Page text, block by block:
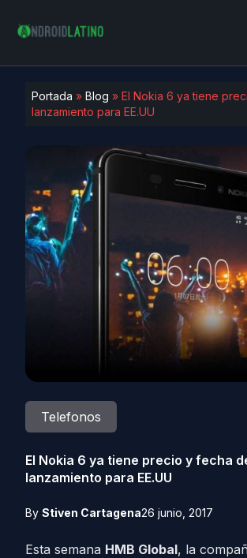
Portada » Blog » El Nokia 6 ya tiene
lanzamiento para EE.UU
Telefonos
El Nokia 6 ya tiene precio y fecha
lanzamiento para EE.UU
By Stiven Cartagena26 junio, 2017
Esta semana HMB Global, la